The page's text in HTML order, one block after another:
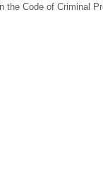
the Code of Criminal